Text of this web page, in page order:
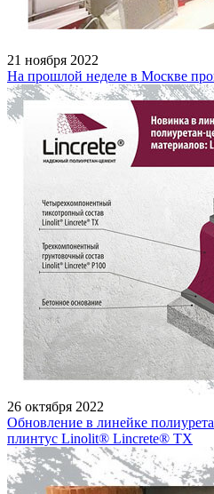
21 ноября 2022
На прошлой неделе в Москве
26 октября 2022
Обновление в линейке
плинтус Linolit® Lincrete® ТХ